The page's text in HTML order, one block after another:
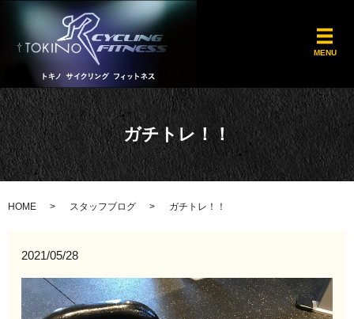
MENU
ガチトレ！！
HOME スタッフブログ ガチトレ！！
2021/05/28